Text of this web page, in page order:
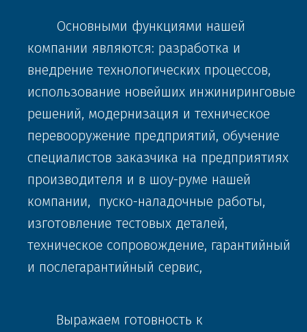
TOS HOSTIVAR:
Круглошлифовальные станки
компании являются: разработка и
внедрение технологических процессов,
использование новейших инжиниринговые
решений, модернизация и техническое
перевооружение предприятий, обучение
специалистов заказчика на предприятиях
производителя и в шоу-руме нашей
компании,  пуско-наладочные работы,
изготовление тестовых деталей,
техническое сопровождение, гарантийный
и послегарантийный сервис,